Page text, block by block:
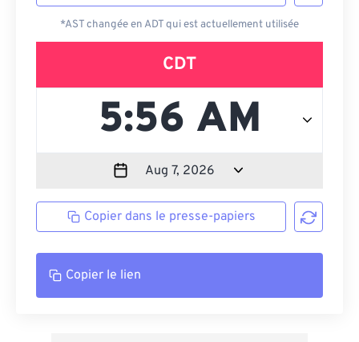
*AST changée en ADT qui est actuellement utilisée
CDT
Copier dans le presse-papiers
Copier le lien